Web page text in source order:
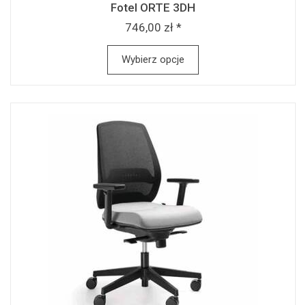
Fotel ORTE 3DH
746,00 zł *
Wybierz opcje